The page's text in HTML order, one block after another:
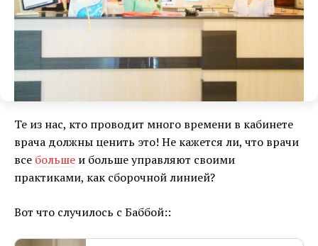
Те из нас, кто проводит много времени в кабинете
врача должны ценить это! Не кажется ли, что врачи
все больше и больше управляют своими
практиками, как сборочной линией?
Вот что случилось с Баббой::